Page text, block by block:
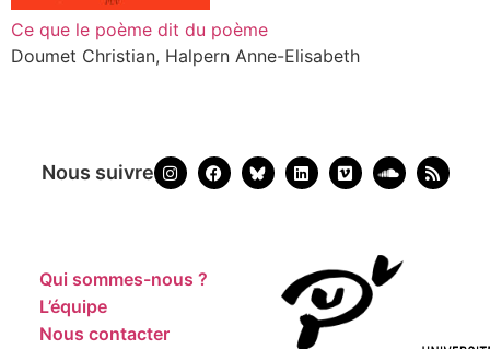
Ce que le poème dit du poème
Doumet Christian, Halpern Anne-Elisabeth
Nous suivre
Qui sommes-nous ?
L’équipe
Nous contacter